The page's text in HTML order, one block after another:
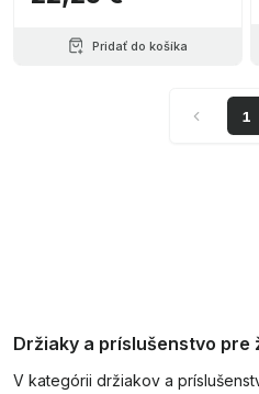
Pridať do košíka
1
Držiaky a príslušenstvo pre
V kategórii držiakov a